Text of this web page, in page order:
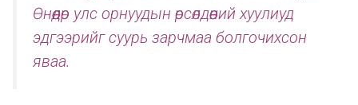
Өнөөдөр улс орнуудын өрсөлдөөний хуулиуд
эдгээрийг суурь зарчмаа болгочихсон
яваа.